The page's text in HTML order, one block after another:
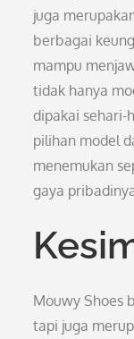
juga
berbagai
mampu
tidak hanya
dipakai sehari-
pilihan model
menemukan
gaya
Mouwy Shoes
tapi juga